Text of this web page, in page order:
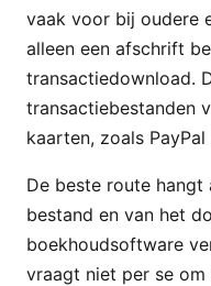
vaak voor bij oudere
alleen een afschrift
transactiedownload.
transactiebestanden
kaarten, zoals
De beste route
bestand en van het
boekhoudsoftware
vraagt niet per se